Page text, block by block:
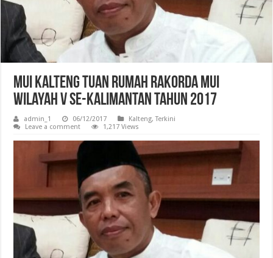
MUI Kalteng Tuan Rumah Rakorda MUI
Wilayah V Se-Kalimantan Tahun 2017
admin_1 06/12/2017 Kalteng,Terkini
Leave a comment
1,217 Views